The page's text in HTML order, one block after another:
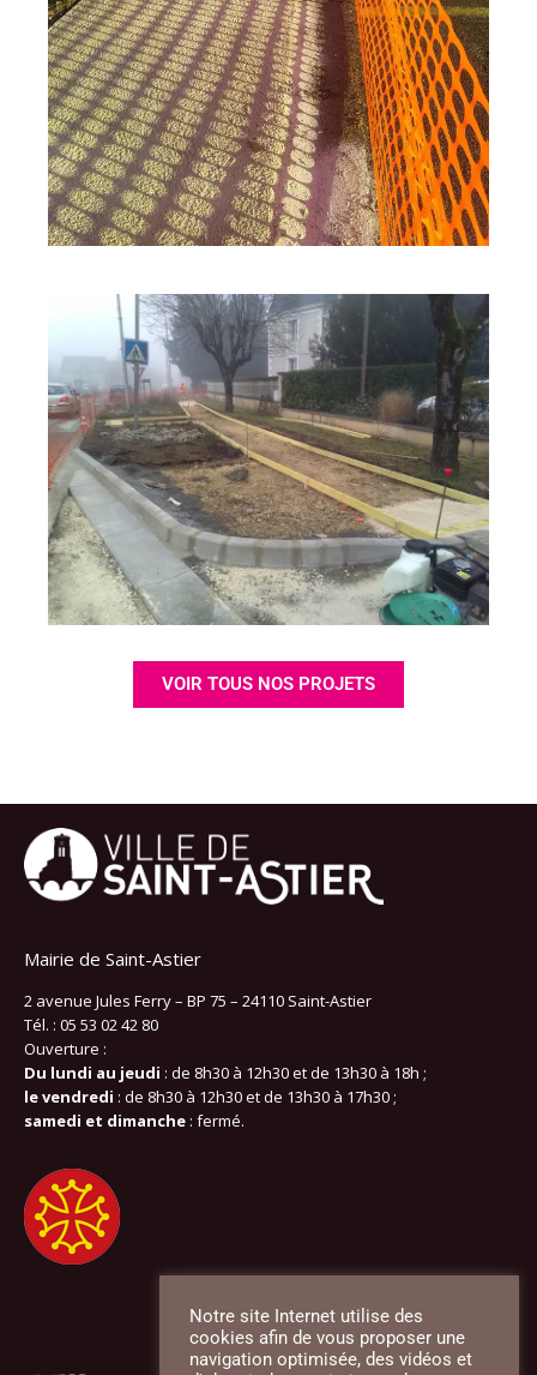
VOIR TOUS NOS PROJETS
Mairie de Saint-Astier
2 avenue Jules Ferry – BP 75 – 24110 Saint-Astier
Tél. : 05 53 02 42 80
Ouverture :
Du lundi au jeudi : de 8h30 à 12h30 et de 13h30 à 18h ;
le vendredi : de 8h30 à 12h30 et de 13h30 à 17h30 ;
samedi et dimanche : fermé.
Notre site Internet utilise des
cookies afin de vous proposer une
navigation optimisée, des vidéos et